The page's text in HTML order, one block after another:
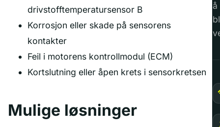
drivstofftemperatursensor B
Korrosjon eller skade på sensorens
kontakter
Feil i motorens kontrollmodul (ECM)
Kortslutning eller åpen krets i sensorkretsen
Mulige løsninger
å